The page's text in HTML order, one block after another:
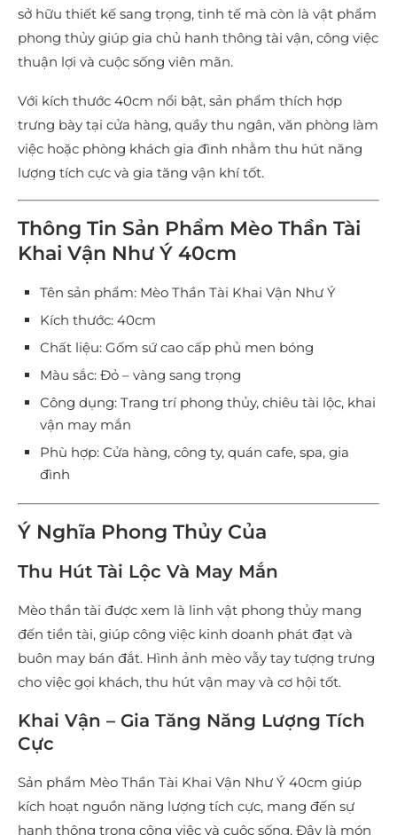
sở hữu thiết kế sang trọng, tinh tế mà còn là vật phẩm
phong thủy giúp gia chủ hanh thông tài vận, công việc
thuận lợi và cuộc sống viên mãn.
Với kích thước 40cm nổi bật, sản phẩm thích hợp
trưng bày tại cửa hàng, quầy thu ngân, văn phòng làm
việc hoặc phòng khách gia đình nhằm thu hút năng
lượng tích cực và gia tăng vận khí tốt.
Thông Tin Sản Phẩm Mèo Thần Tài
Khai Vận Như Ý 40cm
Tên sản phẩm: Mèo Thần Tài Khai Vận Như Ý
Kích thước: 40cm
Chất liệu: Gốm sứ cao cấp phủ men bóng
Màu sắc: Đỏ – vàng sang trọng
Công dụng: Trang trí phong thủy, chiêu tài lộc, khai
vận may mắn
Phù hợp: Cửa hàng, công ty, quán cafe, spa, gia
đình
Ý Nghĩa Phong Thủy Của
Thu Hút Tài Lộc Và May Mắn
Mèo thần tài được xem là linh vật phong thủy mang
đến tiền tài, giúp công việc kinh doanh phát đạt và
buôn may bán đắt. Hình ảnh mèo vẫy tay tượng trưng
cho việc gọi khách, thu hút vận may và cơ hội tốt.
Khai Vận – Gia Tăng Năng Lượng Tích
Cực
Sản phẩm Mèo Thần Tài Khai Vận Như Ý 40cm giúp
kích hoạt nguồn năng lượng tích cực, mang đến sự
hanh thông trong công việc và cuộc sống. Đây là món